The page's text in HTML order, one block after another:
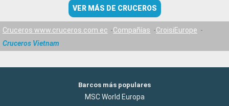
VER MÁS DE CRUCEROS
Cruceros www.cruceros.com.ec Compañías
CroisiEurope
Cruceros Vietnam
Barcos más populares
MSC World Europa